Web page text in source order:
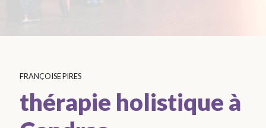
FRANÇOISE PIRES
thérapie holistique à